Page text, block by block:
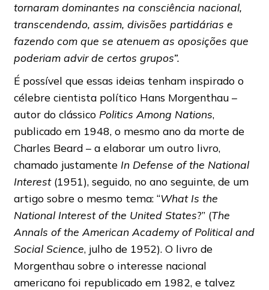
tornaram dominantes na consciência nacional,
transcendendo, assim, divisões partidárias e
fazendo com que se atenuem as oposições que
poderiam advir de certos grupos”.
É possível que essas ideias tenham inspirado o
célebre cientista político Hans Morgenthau –
autor do clássico Politics Among Nations,
publicado em 1948, o mesmo ano da morte de
Charles Beard – a elaborar um outro livro,
chamado justamente In Defense of the National
Interest (1951), seguido, no ano seguinte, de um
artigo sobre o mesmo tema: “What Is the
National Interest of the United States?” (The
Annals of the American Academy of Political and
Social Science, julho de 1952). O livro de
Morgenthau sobre o interesse nacional
americano foi republicado em 1982, e talvez